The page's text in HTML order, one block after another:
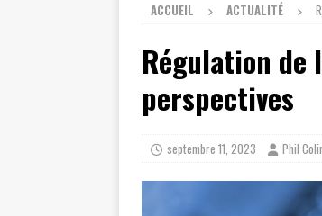
ACCUEIL ACTUALITÉ
Régulation
perspectives
septembre 11, 2023 Phil